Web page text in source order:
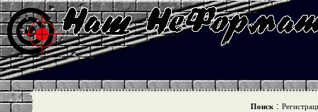
Поиск :